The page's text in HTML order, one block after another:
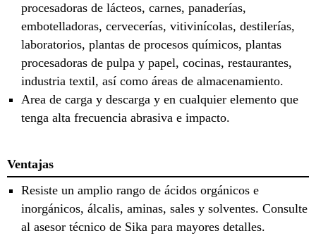
procesadoras de lácteos, carnes, panaderías,
embotelladoras, cervecerías, vitivinícolas, destilerías,
laboratorios, plantas de procesos químicos, plantas
procesadoras de pulpa y papel, cocinas, restaurantes,
industria textil, así como áreas de almacenamiento.
Area de carga y descarga y en cualquier elemento que
tenga alta frecuencia abrasiva e impacto.
Ventajas
Resiste un amplio rango de ácidos orgánicos e
inorgánicos, álcalis, aminas, sales y solventes. Consulte
al asesor técnico de Sika para mayores detalles.